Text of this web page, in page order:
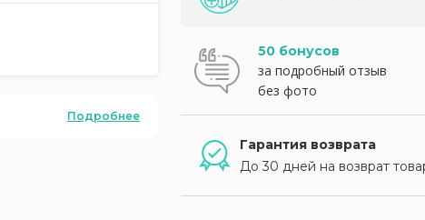
Подробнее
50 бонусов
за подробный отзыв
без фото
Гарантия возврата
До 30 дней на возврат